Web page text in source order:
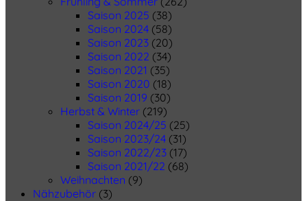
Saison 2025 (38)
Saison 2024 (58)
Saison 2023 (20)
Saison 2022 (34)
Saison 2021 (35)
Saison 2020 (18)
Saison 2019 (30)
Herbst & Winter (219)
Saison 2024/25 (25)
Saison 2023/24 (31)
Saison 2022/23 (17)
Saison 2021/22 (68)
Weihnachten (9)
Nähzubehör (3)